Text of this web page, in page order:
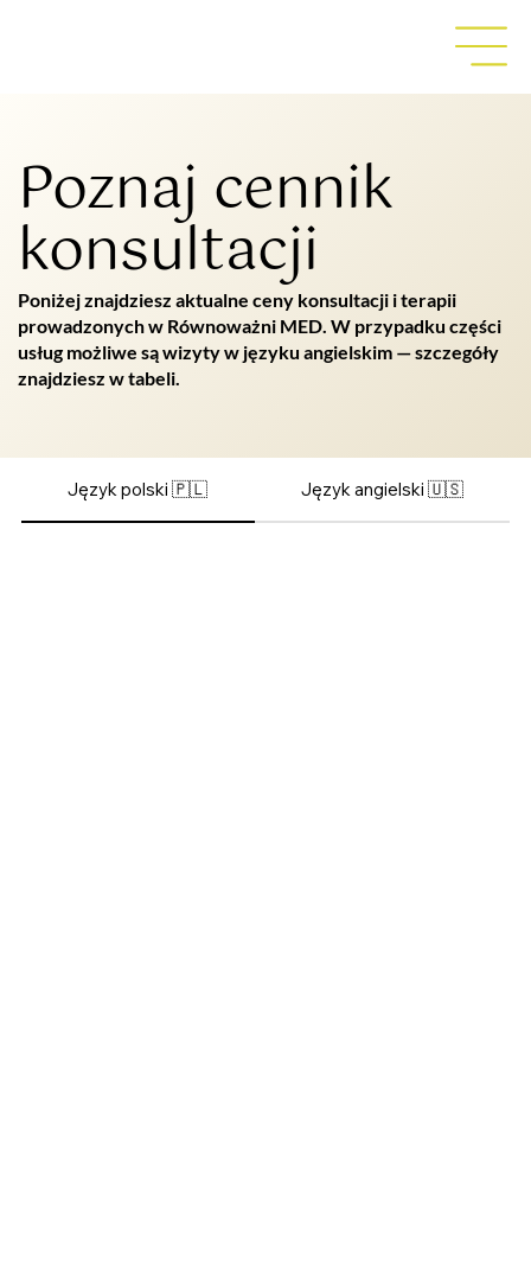
Poznaj cennik
konsultacji
Poniżej znajdziesz aktualne ceny konsultacji i terapii
prowadzonych w Równoważni MED. W przypadku części
usług możliwe są wizyty w języku angielskim — szczegóły
znajdziesz w tabeli.
Język polski 🇵🇱 Język angielski 🇺🇸